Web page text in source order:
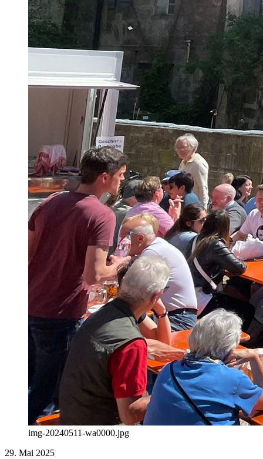
img-20240511-wa0000.jpg
29. Mai 2025